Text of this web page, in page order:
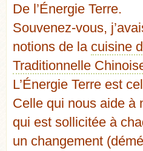
De l’Énergie Terre.
Souvenez-vous,
notions de la cuisine
Traditionnelle
L’Énergie Terre est
Celle qui nous aide à
qui est sollicitée à
un changement